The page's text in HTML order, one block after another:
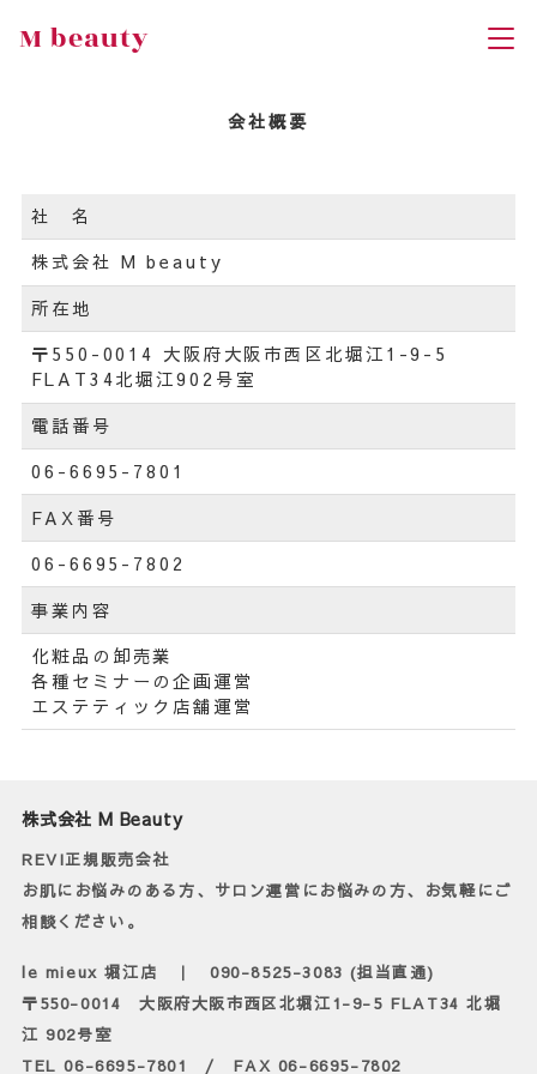
M beauty
会社概要
社 名
株式会社 M beauty
所在地
〒550-0014 大阪府大阪市西区北堀江1-9-5
FLAT34北堀江902号室
電話番号
06-6695-7801
FAX番号
06-6695-7802
事業内容
化粧品の卸売業
各種セミナーの企画運営
エステティック店舗運営
株式会社 M Beauty
REVI正規販売会社
お肌にお悩みのある方、サロン運営にお悩みの方、お気軽にご
相談ください。
le mieux 堀江店 ｜ 090-8525-3083 (担当直通)
〒550-0014 大阪府大阪市西区北堀江1-9-5 FLAT34 北堀
江 902号室
TEL 06-6695-7801 / FAX 06-6695-7802